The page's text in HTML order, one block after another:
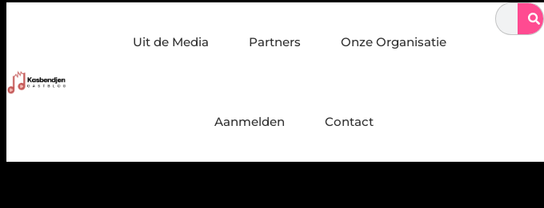
Molenschot: vakmanschap in staalconstructies, constructiewerk en betonbouw Sporten
Uit de Media Partners Onze Organisatie
Aanmelden Contact